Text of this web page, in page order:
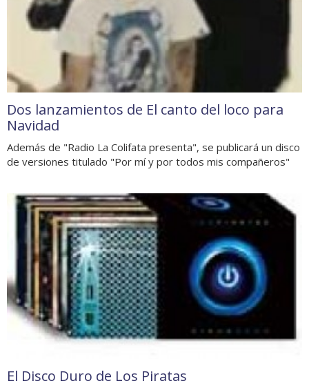
Dos lanzamientos de El canto del loco para
Navidad
Además de "Radio La Colifata presenta", se publicará un disco
de versiones titulado "Por mí y por todos mis compañeros"
El Disco Duro de Los Piratas